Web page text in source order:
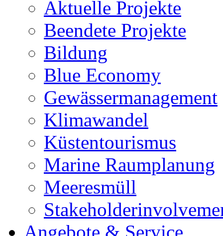
Aktuelle Projekte
Beendete Projekte
Bildung
Blue Economy
Gewässermanagement
Klimawandel
Küstentourismus
Marine Raumplanung
Meeresmüll
Angebote & Service